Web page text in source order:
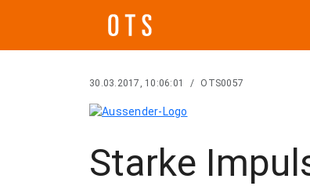
30.03.2017, 10:06:01 / OTS0057
Starke